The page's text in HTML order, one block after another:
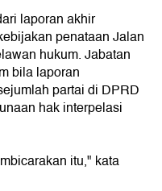
laporan akhir
penataan Jalan
hukum. Jabatan
bila laporan
partai di DPRD
hak interpelasi
itu," kata